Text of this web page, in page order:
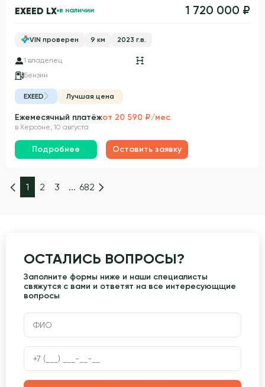
EXEED LX в наличии 1 720 000 ₽
VIN проверен 9 км 2023 г.в.
1 владелец
Бензин
EXEED Лучшая цена
Ежемесячный платёжот 20 590 ₽/мес.
в Херсоне, 10 августа
Подробнее Оставить заявку
1 2 3 ... 682
ОСТАЛИСЬ ВОПРОСЫ?
Заполните формы ниже и наши специалисты
свяжутся с вами и ответят на все интересующщие
вопросы